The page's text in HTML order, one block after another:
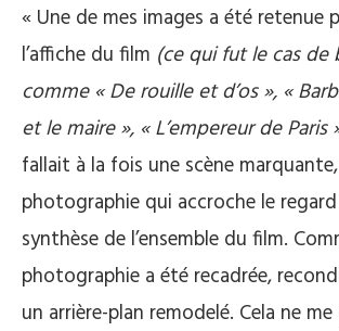
« Une de mes images a été retenue
l’affiche du film (ce qui fut le cas de
comme « De rouille et d’os », «
et le maire », « L’empereur de Paris
fallait à la fois une scène
photographie qui accroche le
synthèse de l’ensemble du film.
photographie a été recadrée,
un arrière-plan remodelé. Cela ne